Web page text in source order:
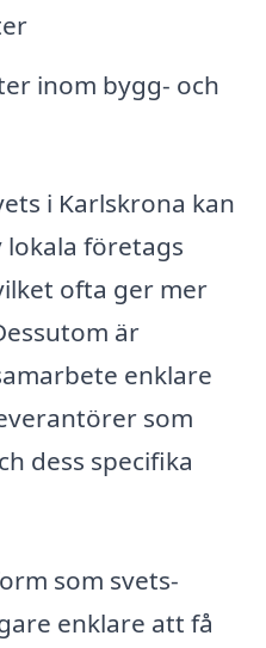
inom bygg- och
i Karlskrona kan
lokala företags
ofta ger mer
är
enklare
som
dess specifika
som svets-
enklare att få